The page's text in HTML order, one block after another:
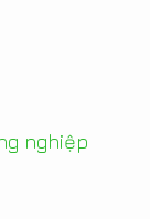
nghiệp